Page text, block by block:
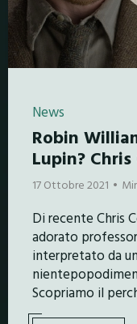
News
Robin
Lupin?
17 Ottobre 2021
Di recente Chris
adorato
interpretato da
Scopriamo il